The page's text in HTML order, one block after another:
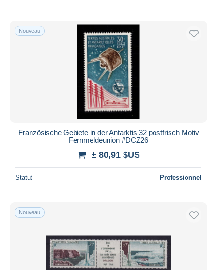
Nouveau
Französische Gebiete in der Antarktis 32 postfrisch Motiv
Fernmeldeunion #DCZ26
± 80,91 $US
Statut Professionnel
Nouveau